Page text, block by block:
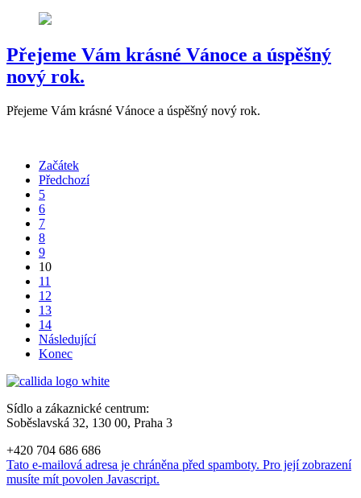
Přejeme Vám krásné Vánoce a úspěšný
nový rok.
Přejeme Vám krásné Vánoce a úspěšný nový rok.
Začátek
Předchozí
5
6
7
8
9
10
11
12
13
14
Následující
Konec
Sídlo a zákaznické centrum:
Soběslavská 32, 130 00, Praha 3
+420 704 686 686
Tato e-mailová adresa je chráněna před spamboty. Pro její zobrazení
musíte mít povolen Javascript.